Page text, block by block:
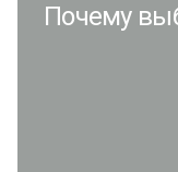
Почему